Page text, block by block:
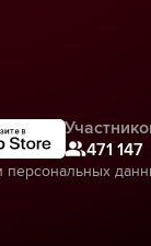
471 147
персональных